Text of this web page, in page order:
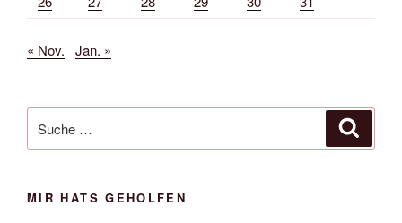
« Nov. Jan. »
nach:
MIR HATS GEHOLFEN